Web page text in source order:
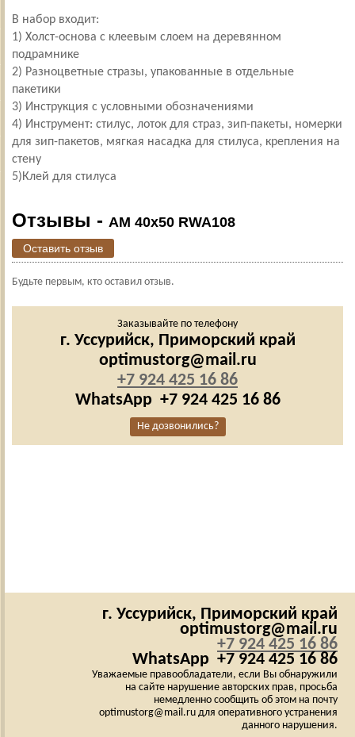
В набор входит:
1) Холст-основа с клеевым слоем на деревянном
подрамнике
2) Разноцветные стразы, упакованные в отдельные
пакетики
3) Инструкция с условными обозначениями
4) Инструмент: стилус, лоток для страз, зип-пакеты, номерки
для зип-пакетов, мягкая насадка для стилуса, крепления на
стену
5)Клей для стилуса
Отзывы - AM 40x50 RWA108
Оставить отзыв
Будьте первым, кто оставил отзыв.
Заказывайте по телефону
г. Уссурийск, Приморский край
optimustorg@mail.ru
+7 924 425 16 86
WhatsApp +7 924 425 16 86
Не дозвонились?
г. Уссурийск, Приморский край
optimustorg@mail.ru
+7 924 425 16 86
WhatsApp +7 924 425 16 86
Уважаемые правообладатели, если Вы обнаружили
на сайте нарушение авторских прав, просьба
немедленно сообщить об этом на почту
optimustorg@mail.ru для оперативного устранения
данного нарушения.